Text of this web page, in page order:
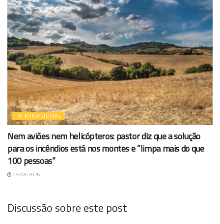
INTERNACIONAL
Nem aviões nem helicópteros: pastor diz que a solução
para os incêndios está nos montes e “limpa mais do que
100 pessoas”
05/08/2026
Discussão sobre este post